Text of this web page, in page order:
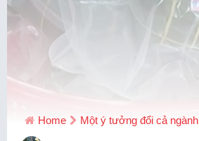
Home Một ý tưởng đổi cả ngành